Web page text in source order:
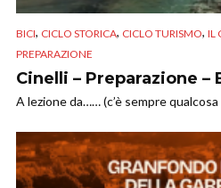
BICI, CICLO STORICA, CICLO TURISMO, IL
PREPARAZIONE
Cinelli – Preparazione
A lezione da…… (c’è sempre